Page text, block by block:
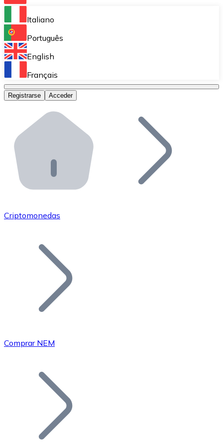
Bitnovo Ramp
Integra nuestra solución en tu plataforma.
Bitnovo Giftcards
Bitnovo OTC
Bitnovo ATM
Integra un ATM Bitnovo en tu negocio y permite que
Bitnovo API
Integra nuestra API en tu ecosistema.
Únete a nuestra red de distribuidores.
Añade tu proyecto a nuestro ecosistema.
Bitcoin
Italiano
Português
English
Français
Registrarse Acceder
Criptomonedas
Comprar NEM